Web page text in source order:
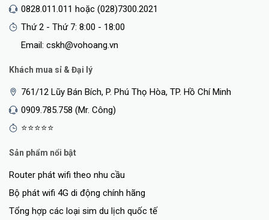
Đèn RGB Liền Mạch: Thắp sáng trải nghiệm chơi game của bạn với
hàng triệu màu sắc
0828.011.011 hoặc (028)7300.2021
Thứ 2 - Thứ 7: 8:00 - 18:00
Email: cskh@vohoang.vn
Khách mua sỉ & Đại lý
761/12 Lũy Bán Bích, P. Phú Thọ Hòa, TP. Hồ Chí Minh
0909.785.758 (Mr. Công)
⭐⭐⭐⭐⭐
Sản phẩm nổi bật
Router phát wifi theo nhu cầu
Bộ phát wifi 4G di động chính hãng
Tổng hợp các loại sim du lịch quốc tế